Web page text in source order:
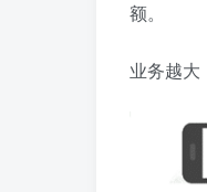
额。
业务越大